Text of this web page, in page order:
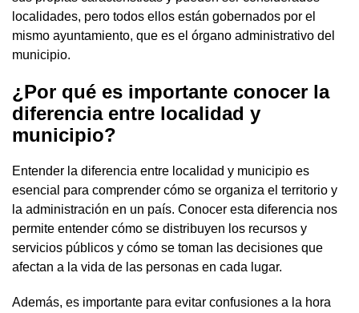
localidades, pero todos ellos están gobernados por el
mismo ayuntamiento, que es el órgano administrativo del
municipio.
¿Por qué es importante conocer la
diferencia entre localidad y
municipio?
Entender la diferencia entre localidad y municipio es
esencial para comprender cómo se organiza el territorio y
la administración en un país. Conocer esta diferencia nos
permite entender cómo se distribuyen los recursos y
servicios públicos y cómo se toman las decisiones que
afectan a la vida de las personas en cada lugar.
Además, es importante para evitar confusiones a la hora